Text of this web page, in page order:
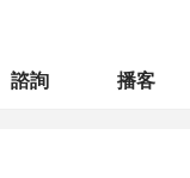
諮詢 播客